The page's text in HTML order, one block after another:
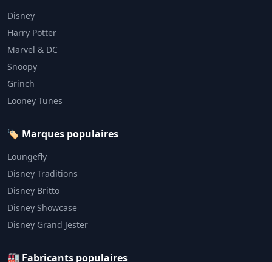
Disney
Harry Potter
Marvel & DC
Snoopy
Grinch
Looney Tunes
🏷️ Marques populaires
Loungefly
Disney Traditions
Disney Britto
Disney Showcase
Disney Grand Jester
🏭 Fabricants populaires